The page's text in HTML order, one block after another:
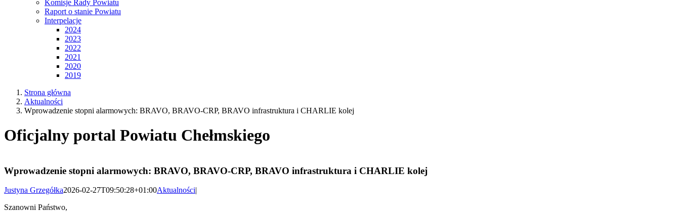
Komisje Rady Powiatu
Raport o stanie Powiatu
Interpelacje
2024
2023
2022
2021
2020
2019
Strona główna
Aktualności
Wprowadzenie stopni alarmowych: BRAVO, BRAVO-CRP, BRAVO infrastruktura i CHARLIE kolej
Oficjalny portal Powiatu Chełmskiego
Wprowadzenie stopni alarmowych: BRAVO, BRAVO-CRP, BRAVO infrastruktura i CHARLIE kolej
Justyna Grzegółka2026-02-27T09:50:28+01:00Aktualności|
Szanowni Państwo,